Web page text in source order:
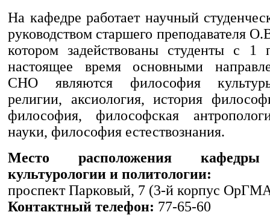
На кафедре работает научный
руководством старшего преподавателя
котором задействованы студенты с
настоящее время основными
СНО являются философия
религии, аксиология, история
философия, философская
науки, философия естествознания.
Место расположения кафедры
культурологии и политологии:
проспект Парковый, 7 (3-й корпус
Контактный телефон: 77-65-60